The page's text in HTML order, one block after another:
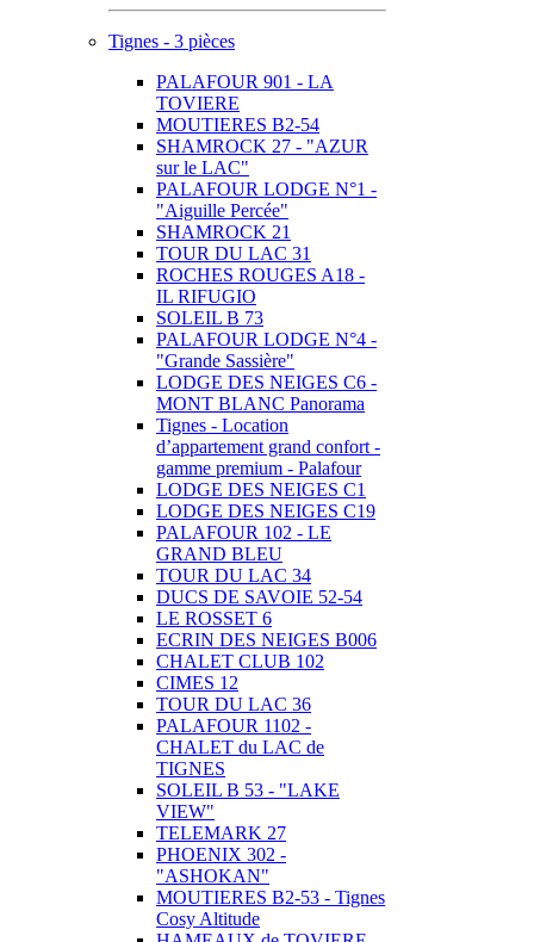
Tignes - 3 pièces
PALAFOUR 901 - LA
TOVIERE
MOUTIERES B2-54
SHAMROCK 27 - "AZUR
sur le LAC"
PALAFOUR LODGE N°1 -
"Aiguille Percée"
SHAMROCK 21
TOUR DU LAC 31
ROCHES ROUGES A18 -
IL RIFUGIO
SOLEIL B 73
PALAFOUR LODGE N°4 -
"Grande Sassière"
LODGE DES NEIGES C6 -
MONT BLANC Panorama
Tignes - Location
d’appartement grand confort -
gamme premium - Palafour
LODGE DES NEIGES C1
LODGE DES NEIGES C19
PALAFOUR 102 - LE
GRAND BLEU
TOUR DU LAC 34
DUCS DE SAVOIE 52-54
LE ROSSET 6
ECRIN DES NEIGES B006
CHALET CLUB 102
CIMES 12
TOUR DU LAC 36
PALAFOUR 1102 -
CHALET du LAC de
TIGNES
SOLEIL B 53 - "LAKE
VIEW"
TELEMARK 27
PHOENIX 302 -
"ASHOKAN"
MOUTIERES B2-53 - Tignes
Cosy Altitude